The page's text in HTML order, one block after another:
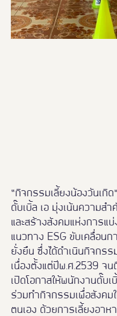
“กิจกรรมเลี้ยงน้องวันเกิ
ดั๊บเบิ้ล เอ มุ่งเน้นความส
และสร้างสังคมแห่งการแ
แนวทาง ESG ขับเคลื่อน
ยั่งยืน ซึ่งได้ดำเนินกิจกร
เนื่องตั้งแต่ปีพ.ศ.2539 จน
เปิดโอกาสให้พนักงานดั๊บเ
ร่วมทำกิจกรรมเพื่อสังคม
ตนเอง ด้วยการเลี้ยงอาห